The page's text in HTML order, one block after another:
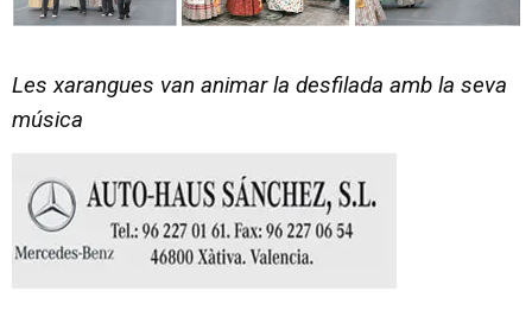
Les xarangues van animar la desfilada amb la seva
música